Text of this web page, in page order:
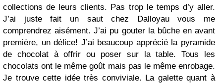
collections de leurs clients. Pas trop le temps d’y aller.
J’ai juste fait un saut chez Dalloyau vous me
comprendrez aisément. J’ai pu gouter la bûche en avant
première, un délice! J’ai beaucoup apprécié la pyramide
de chocolat à offrir ou poser sur la table. Tous les
chocolats ont le même goût mais pas le même enrobage.
Je trouve cette idée très conviviale. La galette quant à